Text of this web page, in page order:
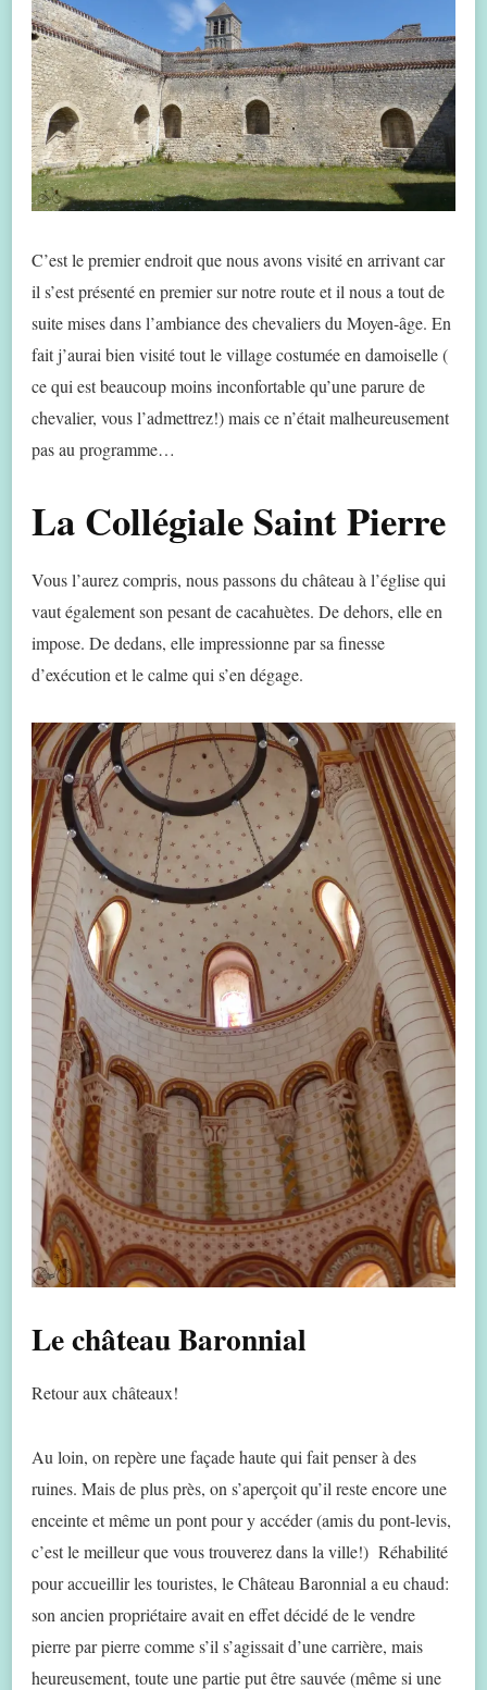
C’est le premier endroit que nous avons visité en arrivant car
il s’est présenté en premier sur notre route et il nous a tout de
suite mises dans l’ambiance des chevaliers du Moyen-âge. En
fait j’aurai bien visité tout le village costumée en damoiselle (
ce qui est beaucoup moins inconfortable qu’une parure de
chevalier, vous l’admettrez!) mais ce n’était malheureusement
pas au programme…
La Collégiale Saint Pierre
Vous l’aurez compris, nous passons du château à l’église qui
vaut également son pesant de cacahuètes. De dehors, elle en
impose. De dedans, elle impressionne par sa finesse
d’exécution et le calme qui s’en dégage.
Le château Baronnial
Retour aux châteaux!
Au loin, on repère une façade haute qui fait penser à des
ruines. Mais de plus près, on s’aperçoit qu’il reste encore une
enceinte et même un pont pour y accéder (amis du pont-levis,
c’est le meilleur que vous trouverez dans la ville!) Réhabilité
pour accueillir les touristes, le Château Baronnial a eu chaud:
son ancien propriétaire avait en effet décidé de le vendre
pierre par pierre comme s’il s’agissait d’une carrière, mais
heureusement, toute une partie put être sauvée (même si une